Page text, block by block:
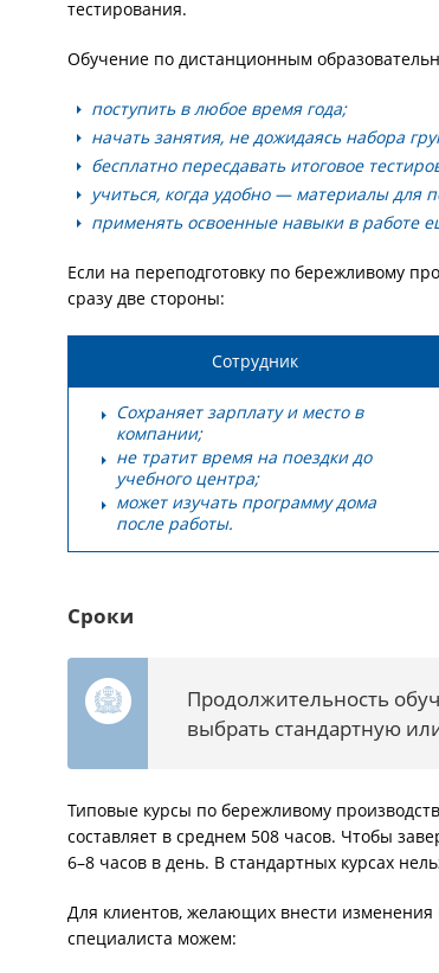
тестирования.
Обучение по дистанционным
поступить в любое время года;
начать занятия, не дожидаясь набора
бесплатно пересдавать итоговое
учиться, когда удобно — материалы для
применять освоенные навыки в работе
Если на переподготовку по бережливому
сразу две стороны:
Сотрудник
Сохраняет зарплату и место в
компании;
не тратит время на поездки до
учебного центра;
может изучать программу дома
после работы.
Сроки
Продолжительность
выбрать стандартную
Типовые курсы по бережливому
составляет в среднем 508 часов. Чтобы
6–8 часов в день. В стандартных курсах
Для клиентов, желающих внести
специалиста можем: